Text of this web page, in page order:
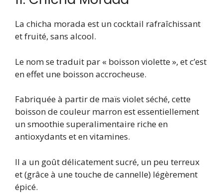
La chicha morada est un cocktail rafraîchissant
et fruité, sans alcool.
Le nom se traduit par « boisson violette », et c’est
en effet une boisson accrocheuse.
Fabriquée à partir de maïs violet séché, cette
boisson de couleur marron est essentiellement
un smoothie superalimentaire riche en
antioxydants et en vitamines.
Il a un goût délicatement sucré, un peu terreux
et (grâce à une touche de cannelle) légèrement
épicé.